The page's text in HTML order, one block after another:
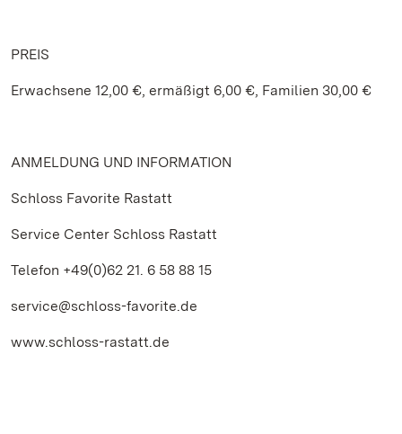
PREIS
Erwachsene 12,00 €, ermäßigt 6,00 €, Familien 30,00 €
ANMELDUNG UND INFORMATION
Schloss Favorite Rastatt
Service Center Schloss Rastatt
Telefon +49(0)62 21. 6 58 88 15
service@schloss-favorite.de
www.schloss-rastatt.de